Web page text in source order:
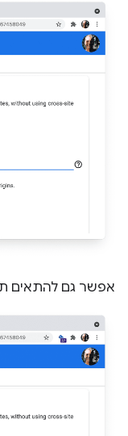
אפשר גם להתאים